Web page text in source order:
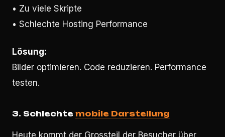
• Zu viele Skripte
• Schlechte Hosting Performance
Lösung:
Bilder optimieren. Code reduzieren. Performance
testen.
3. Schlechte mobile Darstellung